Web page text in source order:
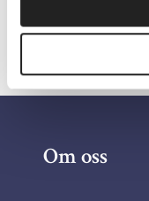
« 1 2 »
Om oss